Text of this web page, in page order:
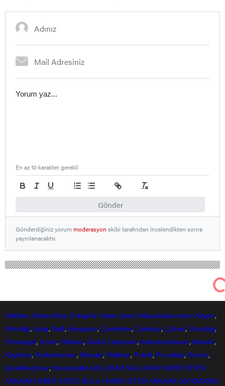
Gönder
En az 10 karakter gerekli
Gönderdiğiniz yorummoderasyon ekibi tarafından incelendikten sonra
yayınlanacaktır.
açıkladı